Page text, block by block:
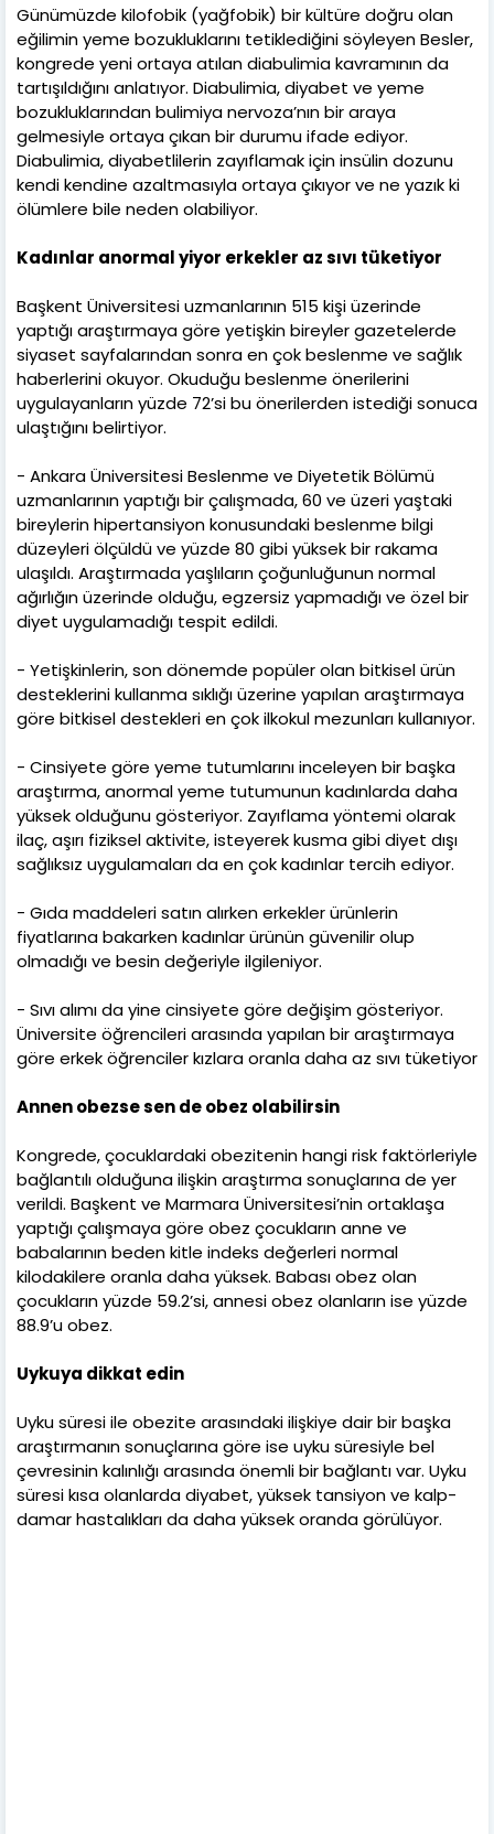
Günümüzde kilofobik (yağfobik) bir kültüre doğru olan
eğilimin yeme bozukluklarını tetiklediğini söyleyen Besler,
kongrede yeni ortaya atılan diabulimia kavramının da
tartışıldığını anlatıyor. Diabulimia, diyabet ve yeme
bozukluklarından bulimiya nervoza’nın bir araya
gelmesiyle ortaya çıkan bir durumu ifade ediyor.
Diabulimia, diyabetlilerin zayıflamak için insülin dozunu
kendi kendine azaltmasıyla ortaya çıkıyor ve ne yazık ki
ölümlere bile neden olabiliyor.
Kadınlar anormal yiyor erkekler az sıvı tüketiyor
Başkent Üniversitesi uzmanlarının 515 kişi üzerinde
yaptığı araştırmaya göre yetişkin bireyler gazetelerde
siyaset sayfalarından sonra en çok beslenme ve sağlık
haberlerini okuyor. Okuduğu beslenme önerilerini
uygulayanların yüzde 72’si bu önerilerden istediği sonuca
ulaştığını belirtiyor.
- Ankara Üniversitesi Beslenme ve Diyetetik Bölümü
uzmanlarının yaptığı bir çalışmada, 60 ve üzeri yaştaki
bireylerin hipertansiyon konusundaki beslenme bilgi
düzeyleri ölçüldü ve yüzde 80 gibi yüksek bir rakama
ulaşıldı. Araştırmada yaşlıların çoğunluğunun normal
ağırlığın üzerinde olduğu, egzersiz yapmadığı ve özel bir
diyet uygulamadığı tespit edildi.
- Yetişkinlerin, son dönemde popüler olan bitkisel ürün
desteklerini kullanma sıklığı üzerine yapılan araştırmaya
göre bitkisel destekleri en çok ilkokul mezunları kullanıyor.
- Cinsiyete göre yeme tutumlarını inceleyen bir başka
araştırma, anormal yeme tutumunun kadınlarda daha
yüksek olduğunu gösteriyor. Zayıflama yöntemi olarak
ilaç, aşırı fiziksel aktivite, isteyerek kusma gibi diyet dışı
sağlıksız uygulamaları da en çok kadınlar tercih ediyor.
- Gıda maddeleri satın alırken erkekler ürünlerin
fiyatlarına bakarken kadınlar ürünün güvenilir olup
olmadığı ve besin değeriyle ilgileniyor.
- Sıvı alımı da yine cinsiyete göre değişim gösteriyor.
Üniversite öğrencileri arasında yapılan bir araştırmaya
göre erkek öğrenciler kızlara oranla daha az sıvı tüketiyor
Annen obezse sen de obez olabilirsin
Kongrede, çocuklardaki obezitenin hangi risk faktörleriyle
bağlantılı olduğuna ilişkin araştırma sonuçlarına de yer
verildi. Başkent ve Marmara Üniversitesi’nin ortaklaşa
yaptığı çalışmaya göre obez çocukların anne ve
babalarının beden kitle indeks değerleri normal
kilodakilere oranla daha yüksek. Babası obez olan
çocukların yüzde 59.2’si, annesi obez olanların ise yüzde
88.9’u obez.
Uykuya dikkat edin
Uyku süresi ile obezite arasındaki ilişkiye dair bir başka
araştırmanın sonuçlarına göre ise uyku süresiyle bel
çevresinin kalınlığı arasında önemli bir bağlantı var. Uyku
süresi kısa olanlarda diyabet, yüksek tansiyon ve kalp-
damar hastalıkları da daha yüksek oranda görülüyor.